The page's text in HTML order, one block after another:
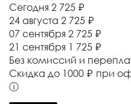
Сегодня 2 725 ₽
24 августа 2 725 ₽
07 сентября 2 725 ₽
21 сентября 1 725 ₽
Без комиссий и
Cкидка до 1000 ₽ при
ⓘ